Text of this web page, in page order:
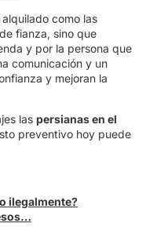
como las
fianza, sino que
y por la persona que
comunicación y un
y mejoran la
las persianas en el
preventivo hoy puede
ilegalmente?